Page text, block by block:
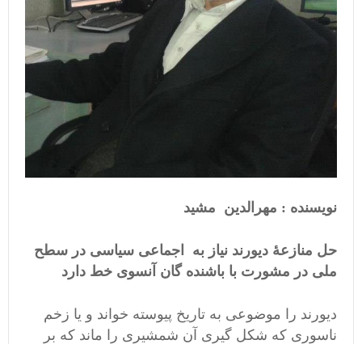
نویسنده : مهرالدین مشید
حل منازعۀ دیورند نیاز به اجماعی سیاسی در سطح
ملی در مشورت با باشنده گان آنسوی خط دارد
دیورند را موضوعی به تاریخ پیوسته خواند و یا زخم
ناسوری که شکل گیری آن شمشیری را ماند که بر